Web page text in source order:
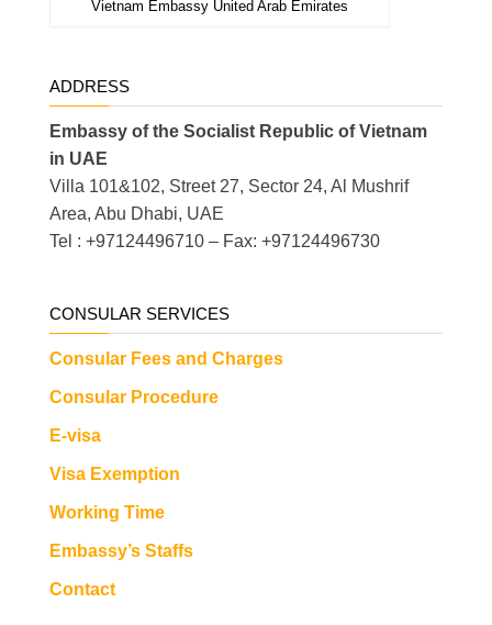
Vietnam Embassy United Arab Emirates
ADDRESS
Embassy of the Socialist Republic of Vietnam
in UAE
Villa 101&102, Street 27, Sector 24, Al Mushrif
Area, Abu Dhabi, UAE
Tel : +97124496710 – Fax: +97124496730
CONSULAR SERVICES
Consular Fees and Charges
Consular Procedure
E-visa
Visa Exemption
Working Time
Embassy’s Staffs
Contact